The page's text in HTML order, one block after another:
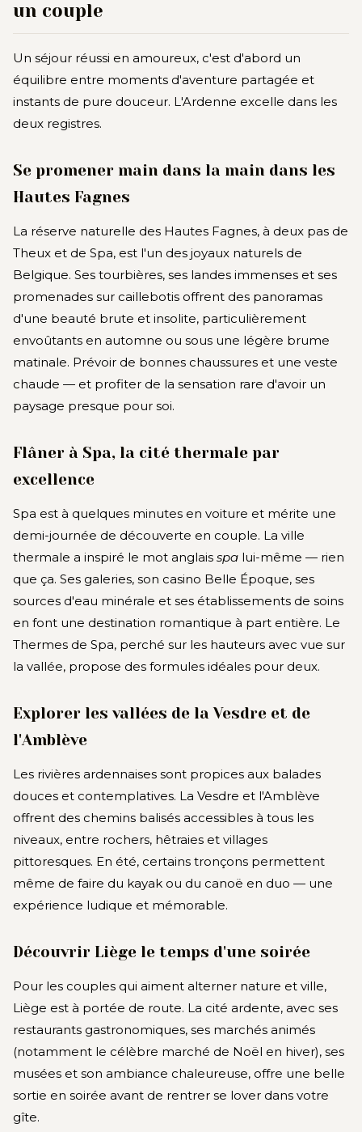
un couple
Un séjour réussi en amoureux, c'est d'abord un
équilibre entre moments d'aventure partagée et
instants de pure douceur. L'Ardenne excelle dans les
deux registres.
Se promener main dans la main dans les
Hautes Fagnes
La réserve naturelle des Hautes Fagnes, à deux pas de
Theux et de Spa, est l'un des joyaux naturels de
Belgique. Ses tourbières, ses landes immenses et ses
promenades sur caillebotis offrent des panoramas
d'une beauté brute et insolite, particulièrement
envoûtants en automne ou sous une légère brume
matinale. Prévoir de bonnes chaussures et une veste
chaude — et profiter de la sensation rare d'avoir un
paysage presque pour soi.
Flâner à Spa, la cité thermale par
excellence
Spa est à quelques minutes en voiture et mérite une
demi-journée de découverte en couple. La ville
thermale a inspiré le mot anglais spa lui-même — rien
que ça. Ses galeries, son casino Belle Époque, ses
sources d'eau minérale et ses établissements de soins
en font une destination romantique à part entière. Le
Thermes de Spa, perché sur les hauteurs avec vue sur
la vallée, propose des formules idéales pour deux.
Explorer les vallées de la Vesdre et de
l'Amblève
Les rivières ardennaises sont propices aux balades
douces et contemplatives. La Vesdre et l'Amblève
offrent des chemins balisés accessibles à tous les
niveaux, entre rochers, hêtraies et villages
pittoresques. En été, certains tronçons permettent
même de faire du kayak ou du canoë en duo — une
expérience ludique et mémorable.
Découvrir Liège le temps d'une soirée
Pour les couples qui aiment alterner nature et ville,
Liège est à portée de route. La cité ardente, avec ses
restaurants gastronomiques, ses marchés animés
(notamment le célèbre marché de Noël en hiver), ses
musées et son ambiance chaleureuse, offre une belle
sortie en soirée avant de rentrer se lover dans votre
gîte.